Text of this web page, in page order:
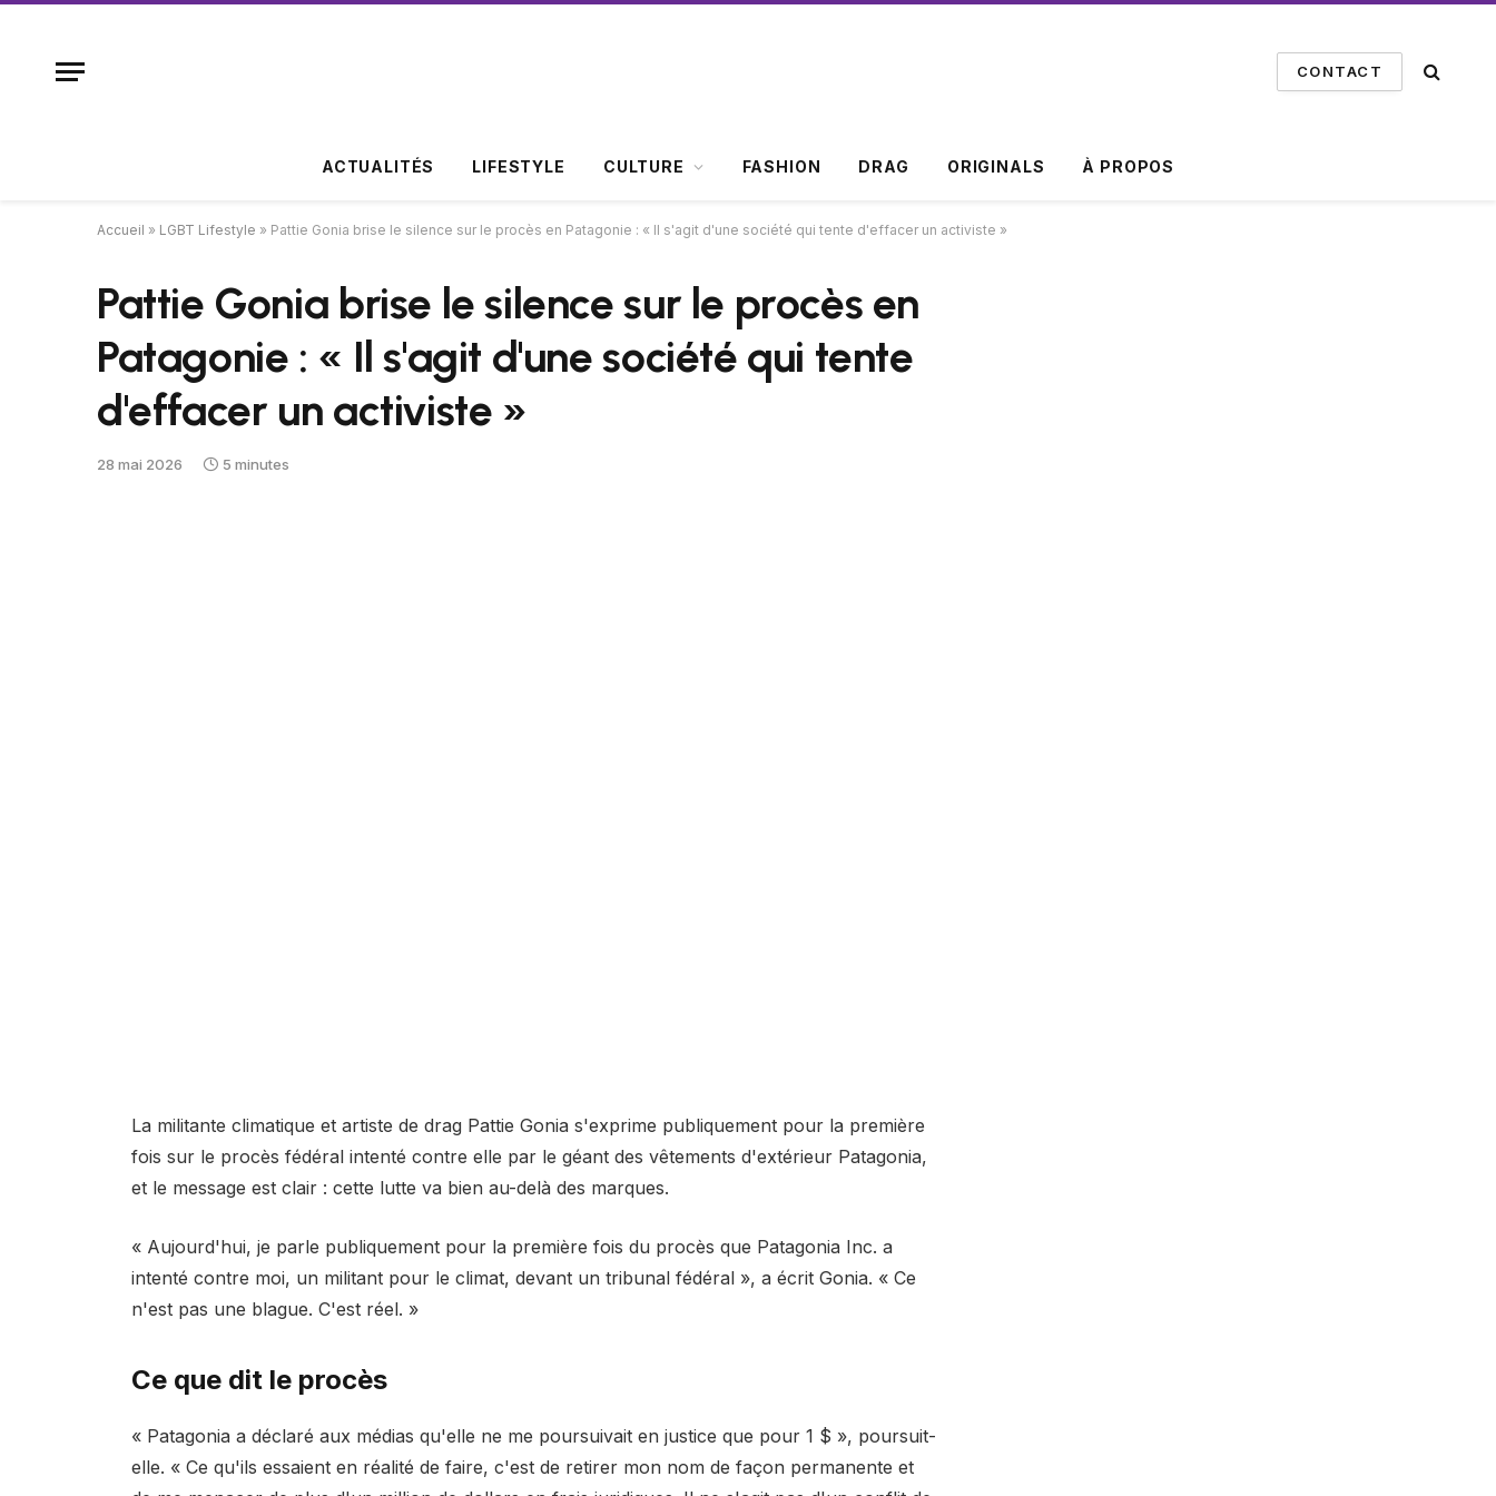
CONTACT
ACTUALITÉS LIFESTYLE CULTURE FASHION DRAG ORIGINALS À PROPOS
Accueil » LGBT Lifestyle » Pattie Gonia brise le silence sur le procès en Patagonie : « Il s'agit d'une société qui tente d'effacer un activiste »
Pattie Gonia brise le silence sur le procès en
Patagonie : « Il s'agit d'une société qui tente
d'effacer un activiste »
28 mai 2026 5 minutes
La militante climatique et artiste de drag Pattie Gonia s'exprime publiquement pour la première
fois sur le procès fédéral intenté contre elle par le géant des vêtements d'extérieur Patagonia,
et le message est clair : cette lutte va bien au-delà des marques.
« Aujourd'hui, je parle publiquement pour la première fois du procès que Patagonia Inc. a
intenté contre moi, un militant pour le climat, devant un tribunal fédéral », a écrit Gonia. « Ce
n'est pas une blague. C'est réel. »
Ce que dit le procès
« Patagonia a déclaré aux médias qu'elle ne me poursuivait en justice que pour 1 $ », poursuit-
elle. « Ce qu'ils essaient en réalité de faire, c'est de retirer mon nom de façon permanente et